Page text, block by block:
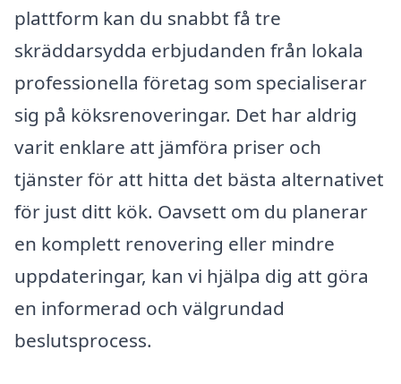
plattform kan du snabbt få tre
skräddarsydda erbjudanden från lokala
professionella företag som specialiserar
sig på köksrenoveringar. Det har aldrig
varit enklare att jämföra priser och
tjänster för att hitta det bästa alternativet
för just ditt kök. Oavsett om du planerar
en komplett renovering eller mindre
uppdateringar, kan vi hjälpa dig att göra
en informerad och välgrundad
beslutsprocess.